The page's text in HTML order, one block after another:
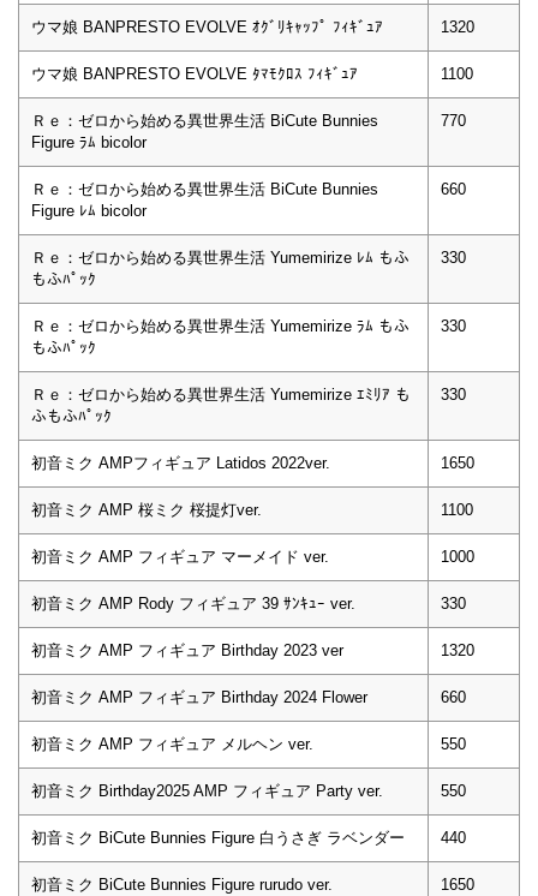
ウマ娘 BANPRESTO EVOLVE ｵｸﾞﾘｷｬｯﾌﾟ ﾌｨｷﾞｭｱ 1320
ウマ娘 BANPRESTO EVOLVE ﾀﾏﾓｸﾛｽ ﾌｨｷﾞｭｱ 1100
Ｒｅ：ゼロから始める異世界生活 BiCute Bunnies
Figure ﾗﾑ bicolor
770
Ｒｅ：ゼロから始める異世界生活 BiCute Bunnies
Figure ﾚﾑ bicolor
660
Ｒｅ：ゼロから始める異世界生活 Yumemirize ﾚﾑ もふ
もふﾊﾟｯｸ
330
Ｒｅ：ゼロから始める異世界生活 Yumemirize ﾗﾑ もふ
もふﾊﾟｯｸ
330
Ｒｅ：ゼロから始める異世界生活 Yumemirize ｴﾐﾘｱ も
ふもふﾊﾟｯｸ
330
初音ミク AMPフィギュア Latidos 2022ver. 1650
初音ミク AMP 桜ミク 桜提灯ver. 1100
初音ミク AMP フィギュア マーメイド ver. 1000
初音ミク AMP Rody フィギュア 39 ｻﾝｷｭｰ ver. 330
初音ミク AMP フィギュア Birthday 2023 ver 1320
初音ミク AMP フィギュア Birthday 2024 Flower 660
初音ミク AMP フィギュア メルヘン ver. 550
初音ミク Birthday2025 AMP フィギュア Party ver. 550
初音ミク BiCute Bunnies Figure 白うさぎ ラベンダー 440
初音ミク BiCute Bunnies Figure rurudo ver. 1650